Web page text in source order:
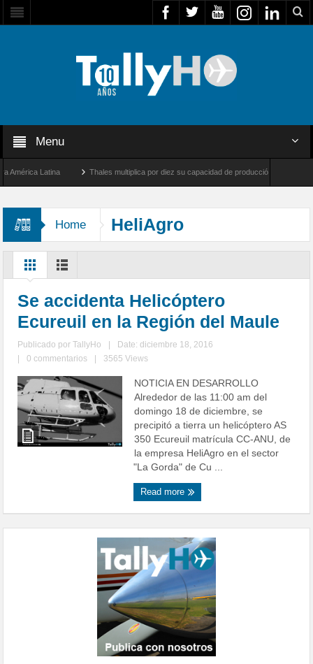
Menu
Latina Thales multiplica por diez su capacidad de producción de radares en
Home HeliAgro
Se accidenta Helicóptero
Ecureuil en la Región del Maule
Publicado porTallyHo
Date: diciembre 18, 2016
0 commentarios 3565 Views
NOTICIA EN DESARROLLO
Alrededor de las 11:00 am del
domingo 18 de diciembre, se
precipitó a tierra un helicóptero AS
350 Ecureuil matrícula CC-ANU, de
la empresa HeliAgro en el sector
"La Gorda" de Cu ...
Read more